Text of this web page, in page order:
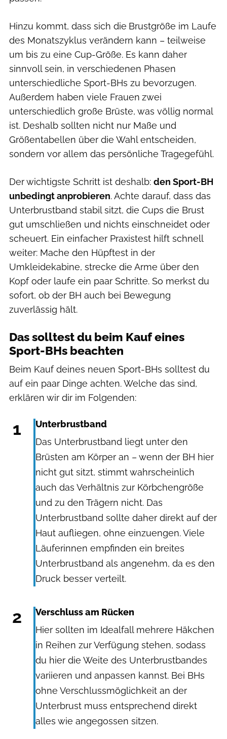
Hinzu kommt, dass sich die Brustgröße im Laufe
des Monatszyklus verändern kann – teilweise
um bis zu eine Cup-Größe. Es kann daher
sinnvoll sein, in verschiedenen Phasen
unterschiedliche Sport-BHs zu bevorzugen.
Außerdem haben viele Frauen zwei
unterschiedlich große Brüste, was völlig normal
ist. Deshalb sollten nicht nur Maße und
Größentabellen über die Wahl entscheiden,
sondern vor allem das persönliche Tragegefühl.
Der wichtigste Schritt ist deshalb: den Sport-BH
unbedingt anprobieren. Achte darauf, dass das
Unterbrustband stabil sitzt, die Cups die Brust
gut umschließen und nichts einschneidet oder
scheuert. Ein einfacher Praxistest hilft schnell
weiter: Mache den Hüpftest in der
Umkleidekabine, strecke die Arme über den
Kopf oder laufe ein paar Schritte. So merkst du
sofort, ob der BH auch bei Bewegung
zuverlässig hält.
Das solltest du beim Kauf eines
Sport-BHs beachten
Beim Kauf deines neuen Sport-BHs solltest du
auf ein paar Dinge achten. Welche das sind,
erklären wir dir im Folgenden:
1
Unterbrustband
Das Unterbrustband liegt unter den
Brüsten am Körper an – wenn der BH hier
nicht gut sitzt, stimmt wahrscheinlich
auch das Verhältnis zur Körbchengröße
und zu den Trägern nicht. Das
Unterbrustband sollte daher direkt auf der
Haut aufliegen, ohne einzuengen. Viele
Läuferinnen empfinden ein breites
Unterbrustband als angenehm, da es den
Druck besser verteilt.
2
Verschluss am Rücken
Hier sollten im Idealfall mehrere Häkchen
in Reihen zur Verfügung stehen, sodass
du hier die Weite des Unterbrustbandes
variieren und anpassen kannst. Bei BHs
ohne Verschlussmöglichkeit an der
Unterbrust muss entsprechend direkt
alles wie angegossen sitzen.